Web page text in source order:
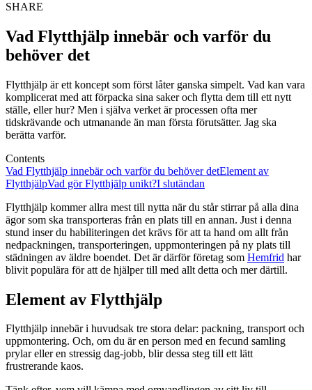
SHARE
Vad Flytthjälp innebär och varför du
behöver det
Flytthjälp är ett koncept som först låter ganska simpelt. Vad kan vara
komplicerat med att förpacka sina saker och flytta dem till ett nytt
ställe, eller hur? Men i själva verket är processen ofta mer
tidskrävande och utmanande än man första förutsätter. Jag ska
berätta varför.
Contents
Vad Flytthjälp innebär och varför du behöver detElement av
FlytthjälpVad gör Flytthjälp unikt?I slutändan
Flytthjälp kommer allra mest till nytta när du står stirrar på alla dina
ägor som ska transporteras från en plats till en annan. Just i denna
stund inser du habiliteringen det krävs för att ta hand om allt från
nedpackningen, transporteringen, uppmonteringen på ny plats till
städningen av äldre boendet. Det är därför företag som Hemfrid har
blivit populära för att de hjälper till med allt detta och mer därtill.
Element av Flytthjälp
Flytthjälp innebär i huvudsak tre stora delar: packning, transport och
uppmontering. Och, om du är en person med en fecund samling
prylar eller en stressig dag-jobb, blir dessa steg till ett lätt
frustrerande kaos.